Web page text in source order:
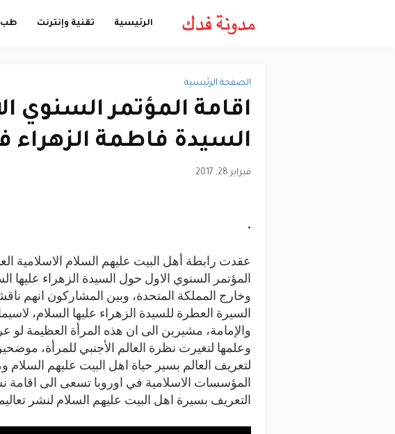
الرئيسية تقنية وإنترنت طب
الصفحة الرئيسية
اقامة المؤتمر السنوي
السيدة فاطمة الزهراء
فبراير 28, 2017
عقدت رابطة أهل البيت عليهم السلام الاسلامية
المؤتمر السنوي الاول حول السيدة الزهراء عليها
وخارج المملكة المتحدة، وبين المشاركون انهم
السيرة العطرة للسيدة الزهراء عليها السلام،
والإمامة، مشيرين الى ان هذه المرأة العظيمة لو
وعلمها لتغيرت نظرة العالم الأجنبي للمرأة،
لتعريف العالم بسير حياة اهل البيت عليهم السلام
المؤسسات الاسلامية في اوروبا تسعى الى
التعريف بسيرة اهل البيت عليهم السلام لنشر